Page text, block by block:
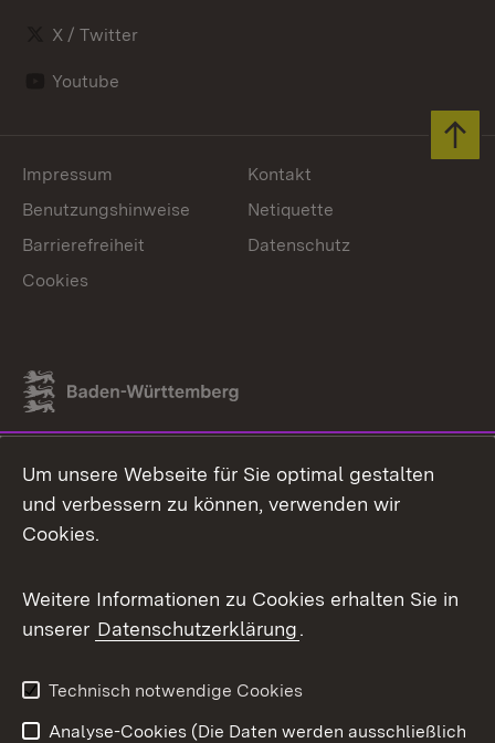
X / Twitter
Youtube
Link zum Landesportal
Impressum
Kontakt
Benutzungshinweise
Netiquette
Barrierefreiheit
Datenschutz
Cookies
Um unsere Webseite für Sie optimal gestalten
und verbessern zu können, verwenden wir
Cookies.
Weitere Informationen zu Cookies erhalten Sie in
unserer Datenschutzerklärung.
Technisch notwendige Cookies
Analyse-Cookies (Die Daten werden ausschließlich